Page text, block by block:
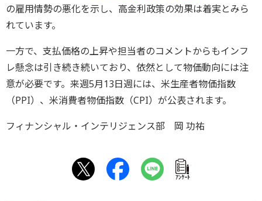
の雇用情勢の悪化を示し、高金利政策の効果は着実とみら
れています。
一方で、支払価格の上昇や担当者のコメントからもインフ
レ懸念は引き続き続いており、依然として物価動向には注
意が必要です。来週5月13日週には、米生産者物価指数
（PPI）、米消費者物価指数（CPI）が公表されます。
フィナンシャル・インテリジェンス部 岡 功祐
ｱﾝｹｰﾄ